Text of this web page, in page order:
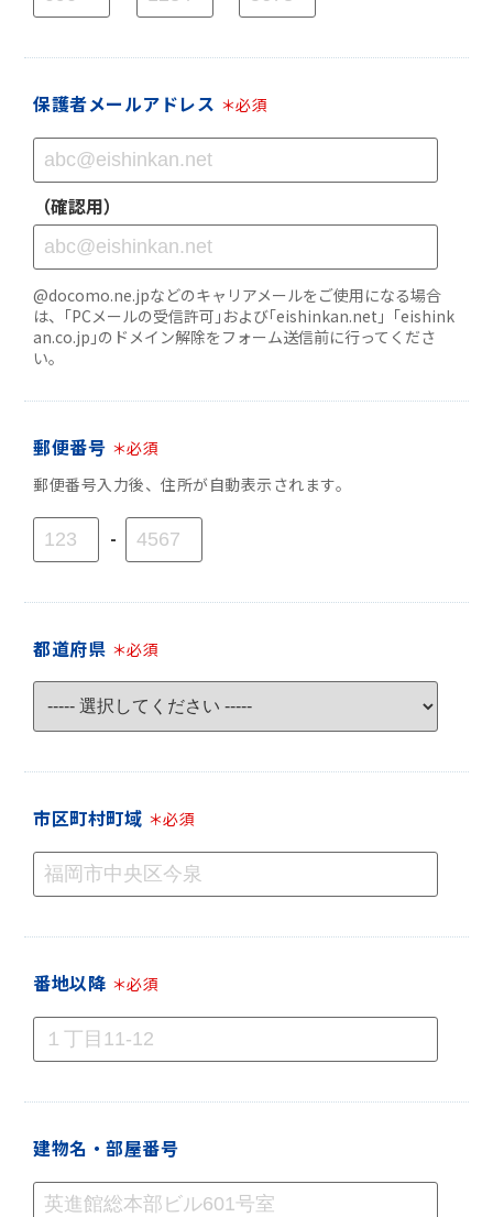
保護者メールアドレス ＊必須
（確認用）
@docomo.ne.jpなどのキャリアメールをご使用になる場合
は、｢PCメールの受信許可｣および｢eishinkan.net」｢eishink
an.co.jp｣のドメイン解除をフォーム送信前に行ってくださ
い。
郵便番号 ＊必須
郵便番号入力後、住所が自動表示されます。
-
都道府県 ＊必須
市区町村町域 ＊必須
番地以降 ＊必須
建物名・部屋番号